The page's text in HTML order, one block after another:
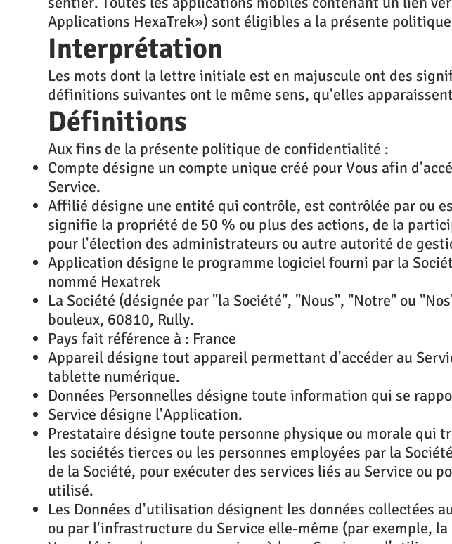
Applications HexaTrek») sont éligibles a la présente
Interprétation
Les mots dont la lettre initiale est en majuscule ont des
définitions suivantes ont le même sens, qu'elles
Définitions
Aux fins de la présente politique de confidentialité :
Compte désigne un compte unique créé pour Vous afin
Service.
Affilié désigne une entité qui contrôle, est contrôlée par ou
signifie la propriété de 50 % ou plus des actions, de la
pour l'élection des administrateurs ou autre autorité de
Application désigne le programme logiciel fourni par la
nommé Hexatrek
La Société (désignée par "la Société", "Nous", "Notre" ou
bouleux, 60810, Rully.
Pays fait référence à : France
Appareil désigne tout appareil permettant d'accéder au
tablette numérique.
Données Personnelles désigne toute information qui se
Service désigne l'Application.
Prestataire désigne toute personne physique ou morale qui
les sociétés tierces ou les personnes employées par la
de la Société, pour exécuter des services liés au Service ou
utilisé.
Les Données d'utilisation désignent les données collectées
ou par l'infrastructure du Service elle-même (par exemple,